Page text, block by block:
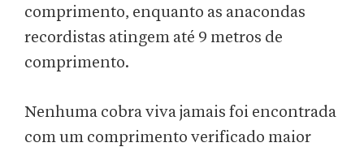
comprimento, enquanto as anacondas
recordistas atingem até 9 metros de
comprimento.
Nenhuma cobra viva jamais foi encontrada
com um comprimento verificado maior